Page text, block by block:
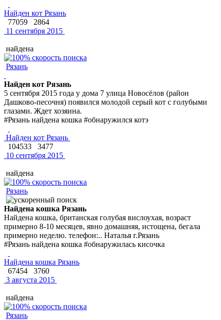
Найден кот Рязань
77059
2864
11 сентября 2015
найдена
Рязань
Найден кот Рязань
5 сентября 2015 года у дома 7 улица Новосёлов (район
Дашково-песочня) появился молодой серый кот с голубыми
глазами. Ждет хозяина.
#Рязань найдена кошка #обнаружился котэ
Найден кот Рязань
104533
3477
10 сентября 2015
найдена
Рязань
Найдена кошка Рязань
Найдена кошка, британская голубая вислоухая, возраст
примерно 8-10 месяцев, явно домашняя, истощена, бегала
примерно неделю. телефон:.. Наталья г.Рязань
#Рязань найдена кошка #обнаружилась кисочка
Найдена кошка Рязань
67454
3760
3 августа 2015
найдена
Рязань